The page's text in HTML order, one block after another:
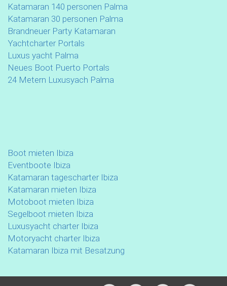
Katamaran 140 personen Palma
Katamaran 30 personen Palma
Brandneuer Party Katamaran
Yachtcharter Portals
Luxus yacht Palma
Neues Boot Puerto Portals
24 Metern Luxusyach Palma
Boot mieten Ibiza
Eventboote Ibiza
Katamaran tagescharter Ibiza
Katamaran mieten Ibiza
Motoboot mieten Ibiza
Segelboot mieten Ibiza
Luxusyacht charter Ibiza
Motoryacht charter Ibiza
Katamaran Ibiza mit Besatzung